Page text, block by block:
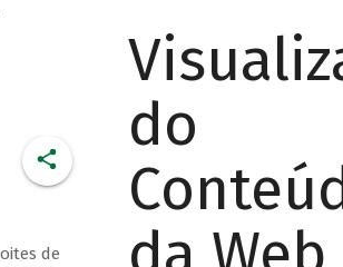
de
do